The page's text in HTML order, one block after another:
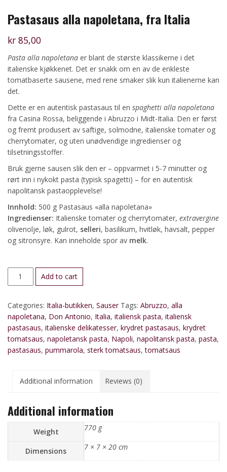
Pastasaus alla napoletana, fra Italia
kr 85,00
Pasta alla napoletana er blant de største klassikerne i det
italienske kjøkkenet. Det er snakk om en av de enkleste
tomatbaserte sausene, med rene smaker slik kun italienerne kan
det.
Dette er en autentisk pastasaus til en spaghetti alla napoletana
fra Casina Rossa, beliggende i Abruzzo i Midt-Italia. Den er først
og fremt produsert av saftige, solmodne, italienske tomater og
cherrytomater, og uten unødvendige ingredienser og
tilsetningsstoffer.
Bruk gjerne sausen slik den er – oppvarmet i 5-7 minutter og
rørt inn i nykokt pasta (typisk spagetti) – for en autentisk
napolitansk pastaopplevelse!
Innhold: 500 g Pastasaus «alla napoletana»
Ingredienser: Italienske tomater og cherrytomater, extravergine
olivenolje, løk, gulrot, selleri, basilikum, hvitløk, havsalt, pepper
og sitronsyre. Kan inneholde spor av melk.
Pastasaus
alla
fra
Italia
quantity
Add to cart
Categories: Italia-butikken, Sauser Tags: Abruzzo, alla
napoletana, Don Antonio, Italia, italiensk pasta, italiensk
pastasaus, italienske delikatesser, krydret pastasaus, krydret
tomatsaus, napoletansk pasta, Napoli, napolitansk pasta, pasta,
pastasaus, pummarola, sterk tomatsaus,tomatsaus
Additional information Reviews (0)
Additional information
Weight 770 g
Dimensions 7 × 7 × 20 cm